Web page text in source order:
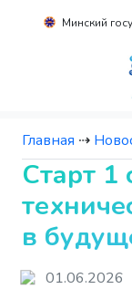
Минский
Главная ⇢
Старт 1
в
01.06.2026